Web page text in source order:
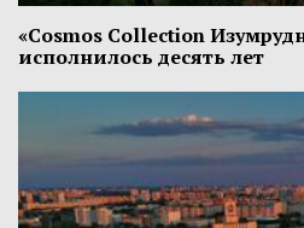
«Cosmos Collection
исполнилось десять лет